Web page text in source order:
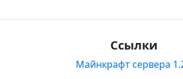
Ссылки
Майнкрафт сервера